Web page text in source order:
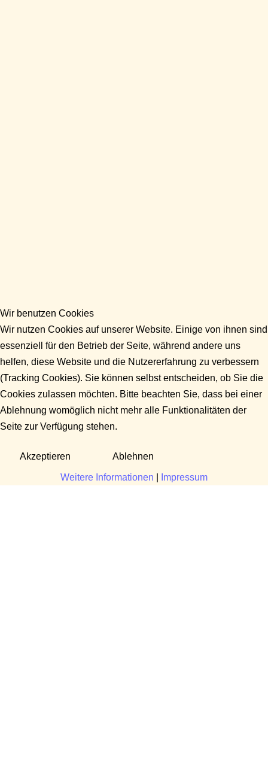
Wir benutzen Cookies
Wir nutzen Cookies auf unserer Website. Einige von ihnen sind
essenziell für den Betrieb der Seite, während andere uns
helfen, diese Website und die Nutzererfahrung zu verbessern
(Tracking Cookies). Sie können selbst entscheiden, ob Sie die
Cookies zulassen möchten. Bitte beachten Sie, dass bei einer
Ablehnung womöglich nicht mehr alle Funktionalitäten der
Seite zur Verfügung stehen.
Akzeptieren Ablehnen
Weitere Informationen Impressum